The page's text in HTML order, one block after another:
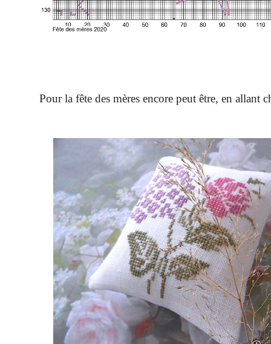
Pour la fête des mères encore peut être, en allant